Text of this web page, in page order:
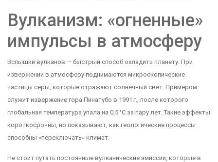
Вулканизм: «огненные»
импульсы в атмосферу
Вспышки вулканов — быстрый способ охладить планету. При
извержении в атмосферу поднимаются микроскопические
частицы серы, которые отражают солнечный свет. Примером
служит извержение гора Пинатубо в 1991 г., после которого
глобальная температура упала на 0,5 °C за пару лет. Такие эффекты
короткосрочны, но показывают, как геологические процессы
способны «переключать» климат.
Не стоит путать постоянные вулканические эмиссии, которые в